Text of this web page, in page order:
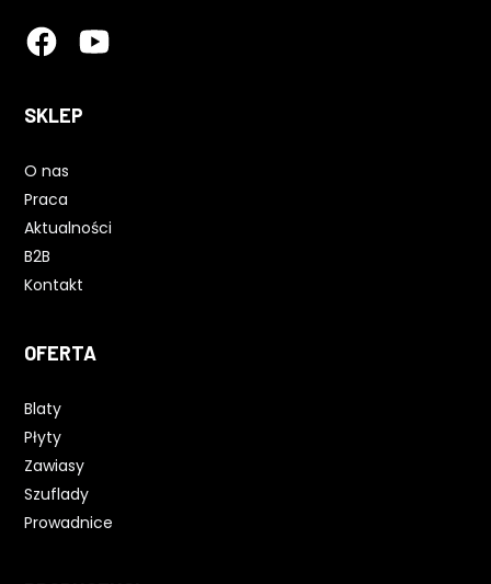
SKLEP
O nas
Praca
Aktualności
B2B
Kontakt
OFERTA
Blaty
Płyty
Zawiasy
Szuflady
Prowadnice